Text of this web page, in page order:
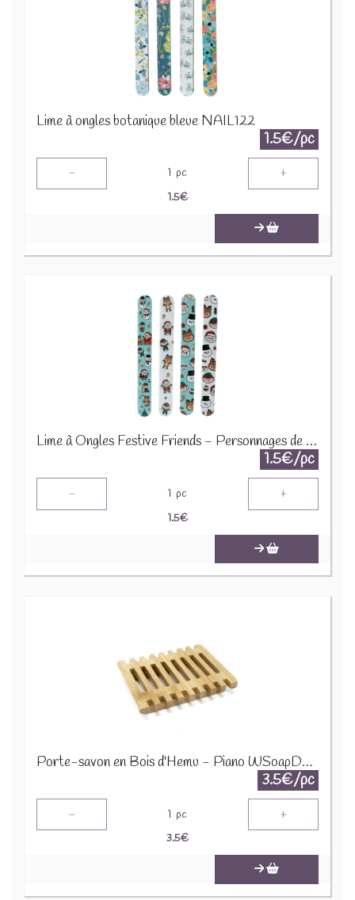
Lime à ongles botanique bleue NAIL122
1.5€/pc
- 1 pc +
1.5€
Lime à Ongles Festive Friends - Personnages de Noël - XNAIL129
1.5€/pc
- 1 pc +
1.5€
Porte-savon en Bois d'Hemu - Piano WSoapD-14
3.5€/pc
- 1 pc +
3.5€